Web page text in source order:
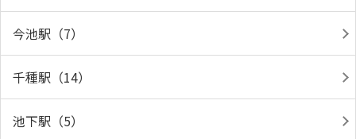
今池駅（7）
千種駅（14）
池下駅（5）